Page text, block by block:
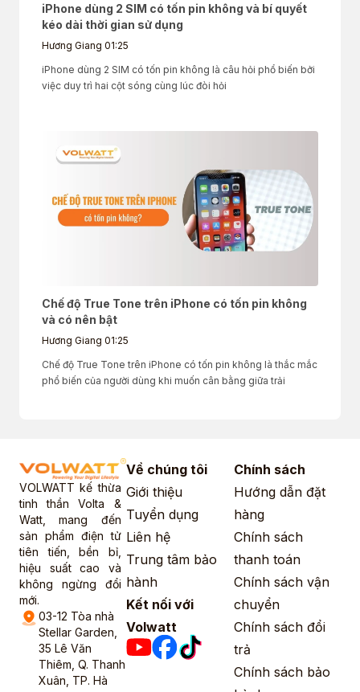
iPhone dùng 2 SIM có tốn pin không và bí quyết
kéo dài thời gian sử dụng
Hương Giang 01:25
iPhone dùng 2 SIM có tốn pin không là câu hỏi phổ biến bởi
việc duy trì hai cột sóng cùng lúc đòi hỏi
Chế độ True Tone trên iPhone có tốn pin không
và có nên bật
Hương Giang 01:25
Chế độ True Tone trên iPhone có tốn pin không là thắc mắc
phổ biến của người dùng khi muốn cân bằng giữa trải
VOLWATT kế thừa
tinh thần Volta &
Watt, mang đến
sản phẩm điện tử
tiên tiến, bền bỉ,
hiệu suất cao và
không ngừng đổi
mới.
03-12 Tòa nhà
Stellar Garden,
35 Lê Văn
Thiêm, Q. Thanh
Xuân, TP. Hà
Về chúng tôi
Giới thiệu
Tuyển dụng
Liên hệ
Trung tâm bảo
hành
Kết nối với
Volwatt
Chính sách
Hướng dẫn đặt
hàng
Chính sách
thanh toán
Chính sách vận
chuyển
Chính sách đổi
trả
Chính sách bảo